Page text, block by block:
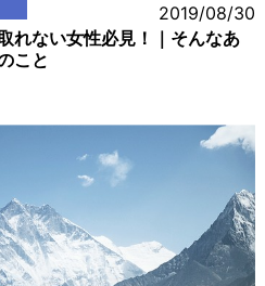
2019/08/30
れない女性必見！｜そんなあ
こと